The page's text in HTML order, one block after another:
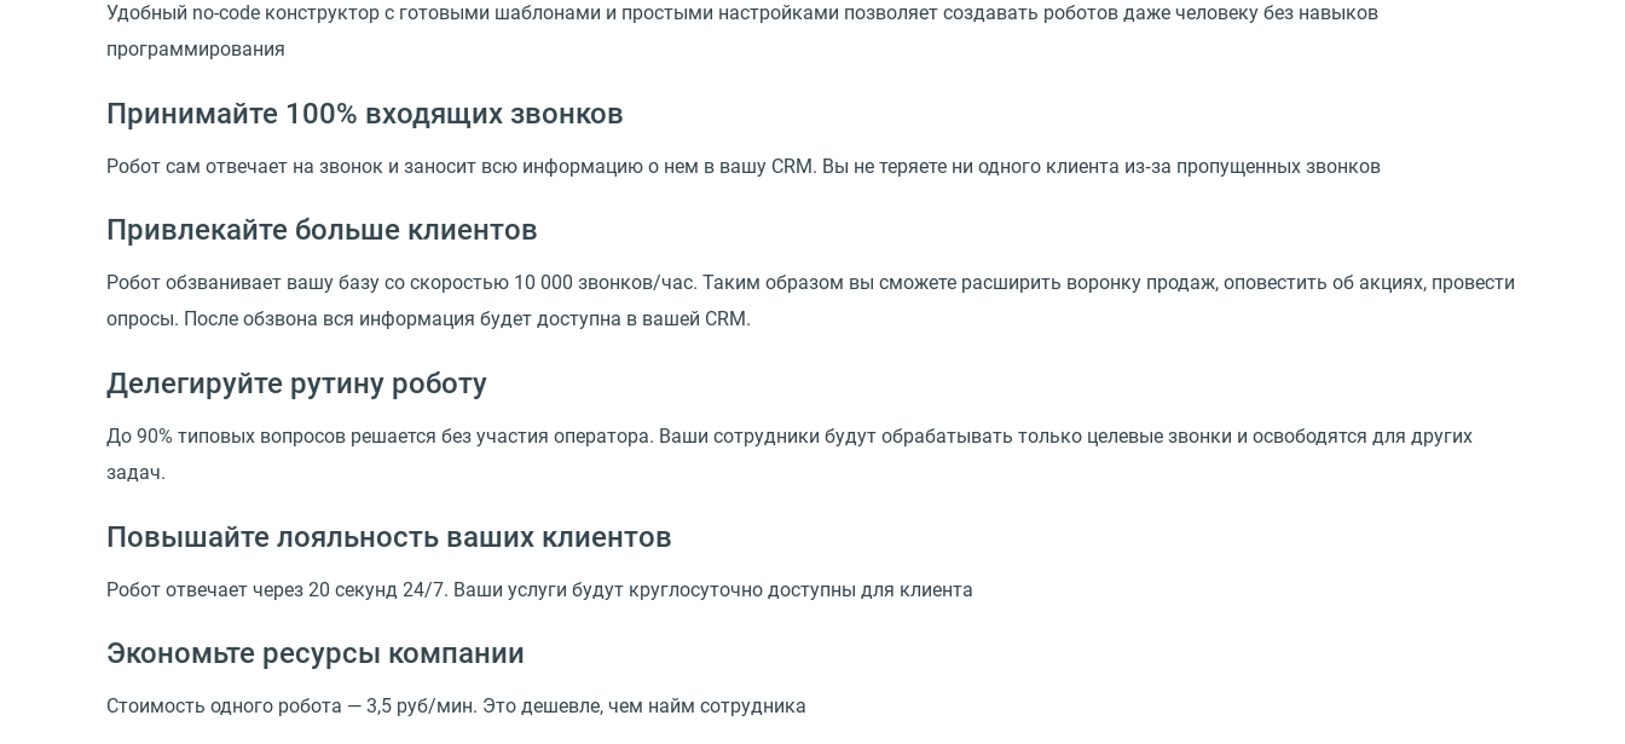
Удобный no-code конструктор с готовыми шаблонами и простыми настройками позволяет создавать роботов даже человеку без навыков
программирования
Принимайте 100% входящих звонков
Робот сам отвечает на звонок и заносит всю информацию о нем в вашу CRM. Вы не теряете ни одного клиента из‑за пропущенных звонков
Привлекайте больше клиентов
Робот обзванивает вашу базу со скоростью 10 000 звонков/час. Таким образом вы сможете расширить воронку продаж, оповестить об акциях, провести
опросы. После обзвона вся информация будет доступна в вашей CRM.
Делегируйте рутину роботу
До 90% типовых вопросов решается без участия оператора. Ваши сотрудники будут обрабатывать только целевые звонки и освободятся для других
задач.
Повышайте лояльность ваших клиентов
Робот отвечает через 20 секунд 24/7. Ваши услуги будут круглосуточно доступны для клиента
Экономьте ресурсы компании
Стоимость одного робота — 3,5 руб/мин. Это дешевле, чем найм сотрудника